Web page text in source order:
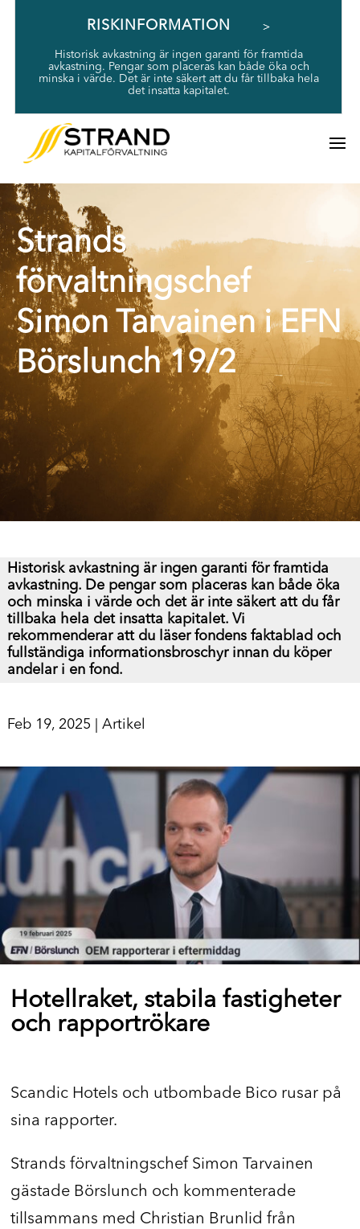
RISKINFORMATION
Historisk avkastning är ingen garanti för framtida
avkastning. Pengar som placeras kan både öka och
minska i värde. Det är inte säkert att du får tillbaka hela
det insatta kapitalet.
Strands
förvaltningschef
Simon Tarvainen i EFN
Börslunch 19/2
Historisk avkastning är ingen garanti för framtida
avkastning. De pengar som placeras kan både öka
och minska i värde och det är inte säkert att du får
tillbaka hela det insatta kapitalet. Vi
rekommenderar att du läser fondens faktablad och
fullständiga informationsbroschyr innan du köper
andelar i en fond.
Feb 19, 2025 Artikel
Hotellraket, stabila fastigheter
och rapportrökare
Scandic Hotels och utbombade Bico rusar på
sina rapporter.
Strands förvaltningschef Simon Tarvainen
gästade Börslunch och kommenterade
tillsammans med Christian Brunlid från